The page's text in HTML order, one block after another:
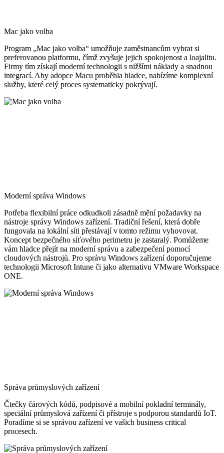
Mac jako volba
Program „Mac jako volba“ umožňuje zaměstnancům vybrat si
preferovanou platformu, čímž zvyšuje jejich spokojenost a loajalitu.
Firmy tím získají moderní technologii s nižšími náklady a snadnou
integrací. Aby adopce Macu proběhla hladce, nabízíme komplexní
služby, které celý proces systematicky pokrývají.
Moderní správa Windows
Potřeba flexibilní práce odkudkoli zásadně mění požadavky na
nástroje správy Windows zařízení. Tradiční řešení, která dobře
fungovala na lokální síti přestávají v tomto režimu vyhovovat.
Koncept bezpečného síťového perimetru je zastaralý. Pomůžeme
vám hladce přejít na moderní správu a zabezpečení pomocí
cloudových nástrojů. Pro správu Windows zařízení doporučujeme
technologii Microsoft Intune či jako alternativu VMware Workspace
ONE.
Správa průmyslových zařízení
Čtečky čárových kódů, podpisové a mobilní pokladní terminály,
speciální průmyslová zařízení či přístroje s podporou standardů IoT.
Poradíme si se správou zařízení ve vašich business critical
procesech.